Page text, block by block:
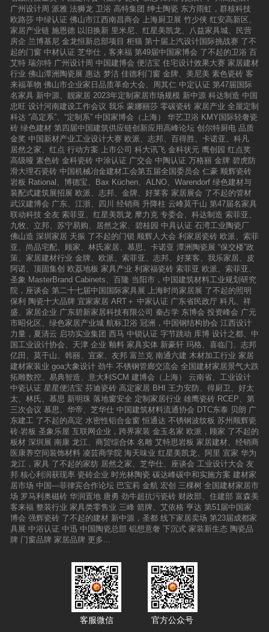
广州设计周 派雅 法狮龙 卫浴 高特集团 绅士陶瓷 东方雨虹，群核科技
欧路莎 中绿认证 佛山市江西南昌商会 上海厨卫展 竹少侠 红安高新区、
家居产业链 施恩德 以旧换新 里米尼、红星美凯龙、八益家具城、民营
房企 兰博基尼 金龙恒新总部项目 柜猫 第十届上汽设计国际挑战赛 了不
起的门窗 中材认证 芝华仕，客来福 第49届中国家博会 了不起的卫浴 百
艾特 瑞尔特 广州设计周 中国建博会 便洁宝 住宅设计效果大赛 家居建材
行业 佛山潭洲陶瓷展 惠达 梦洁 佳德利门窗 金牌、美尼美 素色瓷砖 客
来福革物 佛山市企业家日品质革命大会、周其仁 中定认证 第47届国际
名家具 新中源、靓家居 2023年定制家居市场规模 新中源 科达制造 中国
忠旺 设计河南建设工作会议 我乐 蒙娜丽莎 零碳瓷砖 家居产业 全屋定制
科达 “高定系”、“定制系” 中国家博会（上海） 华艺卫浴 KMY国际轻奢瓷
砖 绿色建材 第四届中国建筑供应链创新应用高峰论坛 创尔特厨电 品质
金奖 中国新材产业工业设计大赛 欧派、志邦、百得胜、卡诺亚、科凡
居然之家、红点 行动方案 上市公司 科大讯飞 金科状元 鹰创园 红点奖
高级哑 素色砖 金科瓷砖 中涂认证 广交会 中陶认证 万格丽 金牌 碧虎防
滑大理石瓷砖 中国机械冶金建材工会第五届全国委员会 仁豪 顺辉瓷砖
岩板 Rational、博德宝、Bax Küchen、ALNO、Warendorf 绿色建材与
装配式建筑展招展 欧派、志邦、金牌、好莱客 家居展会 了不起的管材
武汉建博会 广东、江浙、四川 经销商 升降柱 云峰莫干山 第47届名家具
联动科技 全友 索菲亚、红星美凯龙 摩力克 专委会、科达制造 索菲亚、
九牧、立邦、苏宁易购、居然之家、碧桂园 中具认证 石湾工业陶瓷厂
佛山造 深圳家居 天振 了不起的门锁 顺辉人大会 利家居瓷砖 欧派、索菲
亚、尚品宅配、顾家、林氏家居、慕思、卡诺亚 潭洲陶瓷展 “保交楼”政
策、家居建材行业 金牌、欧派、索菲亚、志邦、好莱客、我乐家居、皮
阿诺、顶固集创 欧荔地板 家具产业 利家福瓷砖 索菲亚 欧派、索菲亚、
圣象 MasterBrand Cabinets、百隆 当阳市，中国建筑材料工业规划研究
院，座谈会 第二十七届中国国际家具展 上海时尚家居展 了不起的照明
保利 陶瓷十大品牌 宜家家居 ART＋ 中家认证 广东省民政厅 科凡、祥
盛、家居企业 广东碧新家居科技有限公司 秦占学 东博会 投资峰会 广元
市昭化区、绿色家居产业城 航标卫浴 冠洲，中国钢结构协会 江西设计
力量，夏清云 启功实业集团 西马 中锁认证 字节跳动 库博 设计之都、中
国工业设计协会、天津 企业 釉料 家具实体 新豪轩 玛格、喜临门、志邦
亿田、莫干山、韩丽、宜家、友邦 富兰克 南通六建 木材加工行业 家居
建材家装业 goa大象设计 劲牛 不锈钢管廊交流会 全国建材家居景气大跌
拓雕数控、易典智造、意大利SCM 建博会（上海）
云南省、工业设计
中瓷认证 星星便洁宝 芬迪瓷砖 高定家居 BHI
王力安防、得厨卫、好太
太、林氏、慕思 新明珠 落地窗安全 定制家居行业 雄鹰瓷砖 RCEP、第
三次会议 慕思、华帝、芝华仕 中国建筑材料流通协会 DTC东泰 贝朗 广
东建工 了不起的高定 水密性铝合金窗 恒通达 不锈钢波纹板 苏州顺辉瓷
砖·岩板 圣象乐屋 互联网企业，跨界家装 金玉名家 欧派，顾家 了不起的
板材 深圳展 南康 龙江、商贸综合体 名雕 艾特思岩板 家居建材、经销商
医康养空间装饰材料 凌芸商学院 海天味业 红星美凯龙、阿里 宜家 华为
龙江，家具 了不起的家纺 居然之家、芝华仕、座谈会 工业设计大会 友
邦 核心利润获现率 瓷砖企业 时光林陶瓷 碳达峰碳中和实施方案 建材家
居市场 中国—菲律宾合作论坛 巴宝莉 金航 宏创 三棵树 全国建材家居市
场 罗马利奥磁砖 华润置地 唐勇 劲牛超抗污瓷砖 财政部、住建部 富森美
客来福 整装行业 家具类零售业 三峰 箭牌、艾依格 亨达 第51届中国家
博会 强辉瓷砖 了不起的建材 新中源，圣都 线下家居卖场 第23届成都家
具展 中浴认证 中迅 中国陶瓷总部 铝想意奢 下沉式 家装新生态 陶瓷品
牌 门窗品牌 家居品牌 更多...
客服微信 官方公众号